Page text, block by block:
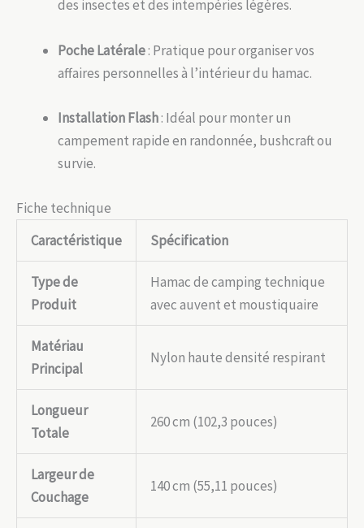
des insectes et des intempéries légères.
Poche Latérale: Pratique pour organiser vos
affaires personnelles à l’intérieur du hamac.
Installation Flash: Idéal pour monter un
campement rapide en randonnée, bushcraft ou
survie.
Fiche technique
Caractéristique
Spécification
Type de
Produit
Hamac de camping technique
avec auvent et moustiquaire
Matériau
Principal
Nylon haute densité respirant
Longueur
Totale
260 cm (102,3 pouces)
Largeur de
Couchage
140 cm (55,11 pouces)